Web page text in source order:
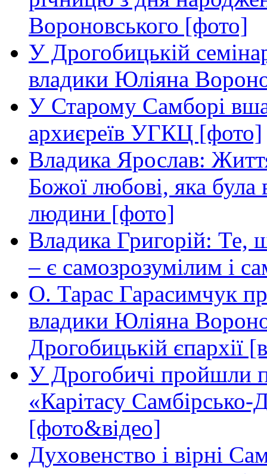
Вороновського [фото]
У Дрогобицькій
владики Юліяна
У Старому Самборі
архиєреїв УГКЦ [фото]
Владика Ярослав:
Божої любові, яка була
людини [фото]
Владика Григорій: Те,
– є самозрозумілим і
О. Тарас Гарасимчук
владики Юліяна
Дрогобицькій єпархії
У Дрогобичі пройшли
«Карітасу Самбірсько-
[фото&відео]
Духовенство і вірні